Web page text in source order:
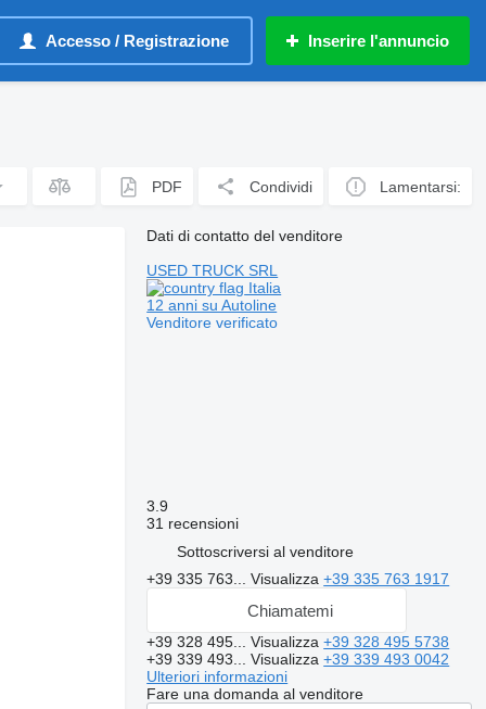
Accesso / Registrazione Inserire l'annuncio
PDF Condividi Lamentarsi:
Dati di contatto del venditore
USED TRUCK SRL
Italia
12 anni su Autoline
Venditore verificato
3.9
31 recensioni
Sottoscriversi al venditore
+39 335 763...Visualizza+39 335 763 1917
Chiamatemi
+39 328 495...Visualizza+39 328 495 5738
+39 339 493...Visualizza+39 339 493 0042
Ulteriori informazioni
Fare una domanda al venditore